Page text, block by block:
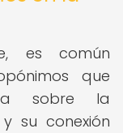
es común
que
sobre la
su conexión